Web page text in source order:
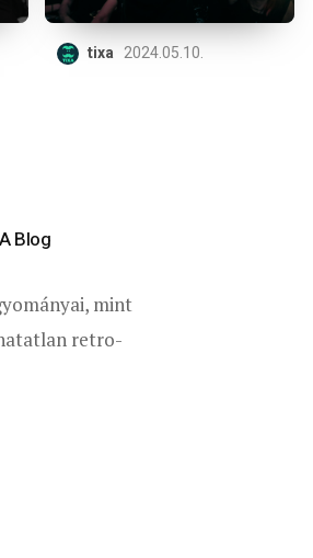
tixa 2024.05.10.
Blog
mint
retro-